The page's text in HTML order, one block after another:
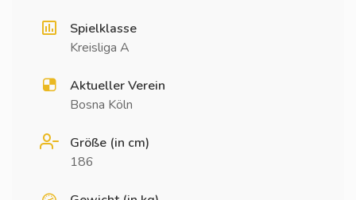
Spielklasse
Kreisliga A
Aktueller Verein
Bosna Köln
Größe (in cm)
186